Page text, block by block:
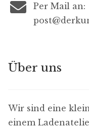
Per Mail an:
Über uns
Wir sind eine
einem